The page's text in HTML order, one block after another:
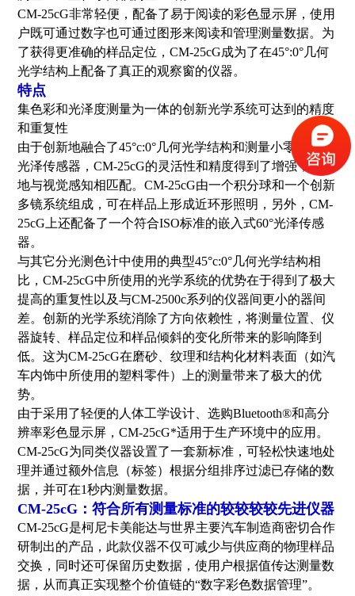
CM-25cG非常轻便，配备了易于阅读的彩色显示屏，使用
户既可通过数字也可通过图形来阅读和管理测量数据。为
了获得更准确的样品定位，CM-25cG成为了在45°:0°几何
光学结构上配备了真正的观察窗的仪器。
特点
集色彩和光泽度测量为一体的创新光学系统可达到的精度
和重复性
由于创新地融合了45°c:0°几何光学结构和测量小零件的真
光泽传感器，CM-25cG的灵活性和精度得到了增强，更好
地与视觉感知相匹配。CM-25cG由一个积分球和一个创新
多镜系统组成，可在样品上形成近环形照明，另外，CM-
25cG上还配备了一个符合ISO标准的嵌入式60°光泽传感
器。
与其它分光测色计中使用的典型45°c:0°几何光学结构相
比，CM-25cG中所使用的光学系统的优势在于得到了极大
提高的重复性以及与CM-2500c系列的仪器间更小的器间
差。创新的光学系统消除了方向依赖性，将测量位置、仪
器旋转、样品定位和样品倾斜的变化所带来的影响降到
低。这为CM-25cG在磨砂、纹理和结构化材料表面（如汽
车内饰中所使用的塑料零件）上的测量带来了极大的优
势。
由于采用了轻便的人体工学设计、选购Bluetooth®和高分
辨率彩色显示屏，CM-25cG*适用于生产环境中的应用。
CM-25cG为同类仪器设置了一套新标准，可轻松快速地处
理并通过额外信息（标签）根据分组排序过滤已存储的数
据，并可在1秒内测量数据。
CM-25cG：符合所有测量标准的较较较较先进仪器
CM-25cG是柯尼卡美能达与世界主要汽车制造商密切合作
研制出的产品，此款仪器不仅可减少与供应商的物理样品
交换，同时还可保留历史数据，使用户根据值传达测量数
据，从而真正实现整个价值链的“数字彩色数据管理”。